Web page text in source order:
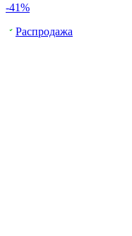
-41%
Распродажа